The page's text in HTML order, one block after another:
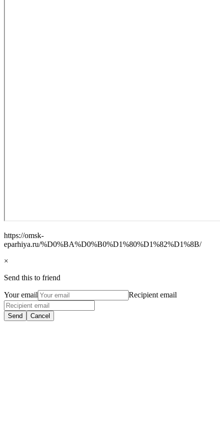
https://omsk-
eparhiya.ru/%D0%BA%D0%B0%D1%80%D1%82%D1%8B/
×
Send this to friend
Your email Recipient email
Send Cancel